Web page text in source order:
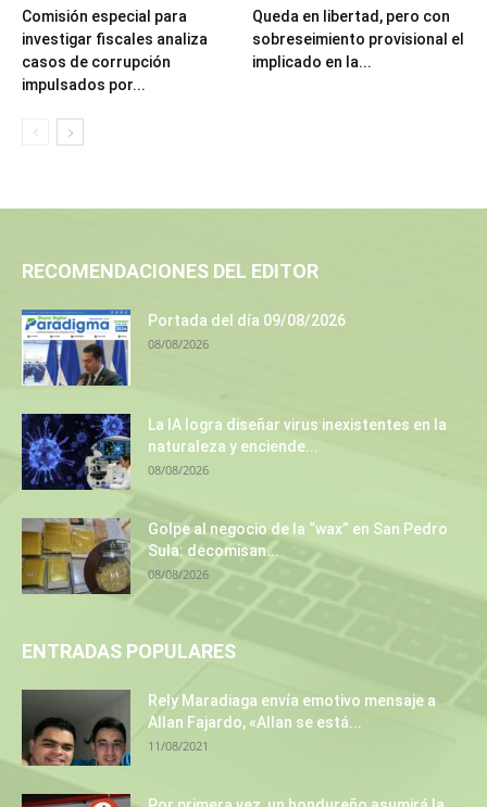
Comisión especial para
investigar fiscales analiza
casos de corrupción
impulsados por...
Queda en libertad, pero con
sobreseimiento provisional el
implicado en la...
RECOMENDACIONES DEL EDITOR
Portada del día 09/08/2026
08/08/2026
La IA logra diseñar virus inexistentes en la
naturaleza y enciende...
08/08/2026
Golpe al negocio de la “wax” en San Pedro
Sula: decomisan...
08/08/2026
ENTRADAS POPULARES
Rely Maradiaga envía emotivo mensaje a
Allan Fajardo, «Allan se está...
11/08/2021